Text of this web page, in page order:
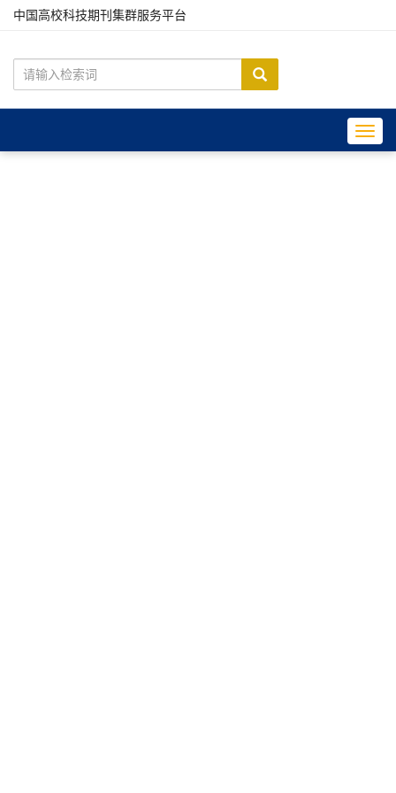
中国高校科技期刊集群服务平台